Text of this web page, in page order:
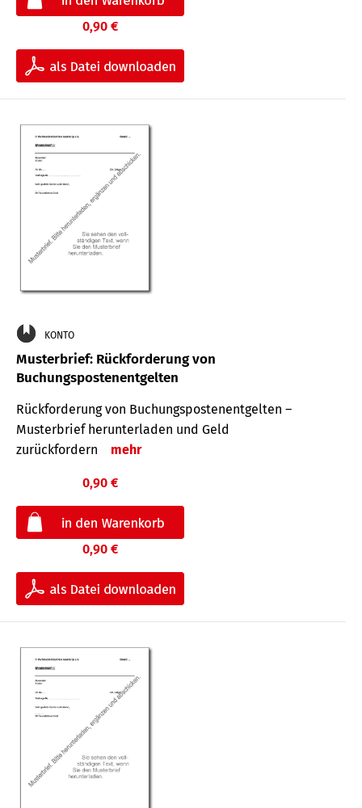
0,90 €
KONTO
Musterbrief: Rückforderung von
Buchungspostenentgelten
Rückforderung von Buchungspostenentgelten –
Musterbrief herunterladen und Geld
zurückfordern
mehr
0,90 €
0,90 €